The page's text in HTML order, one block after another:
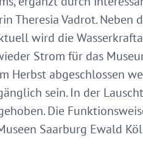
Theresia Vadrot.
wird die
Strom für das
Herbst abgeschlossen
sein. In der
Die
Saarburg Ewald